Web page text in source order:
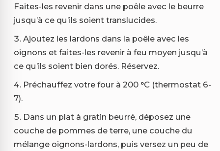
Faites-les revenir dans une poêle avec le beurre
jusqu’à ce qu’ils soient translucides.
Ajoutez les lardons dans la poêle avec les
oignons et faites-les revenir à feu moyen jusqu’à
ce qu’ils soient bien dorés. Réservez.
Préchauffez votre four à 200 °C (thermostat 6-
7).
Dans un plat à gratin beurré, déposez une
couche de pommes de terre, une couche du
mélange oignons-lardons, puis versez un peu de